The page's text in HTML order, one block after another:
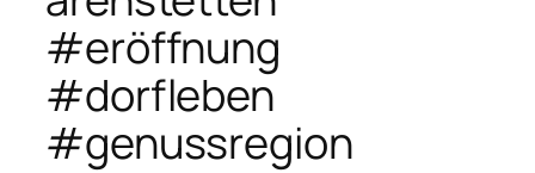
#eröffnung
#dorfleben
#genussregion